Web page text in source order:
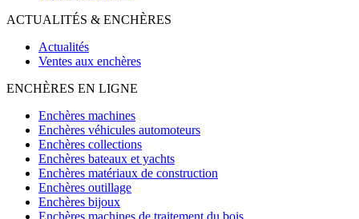
ACTUALITÉS & ENCHÈRES
Actualités
Ventes aux enchères
ENCHÈRES EN LIGNE
Enchères machines
Enchères véhicules automoteurs
Enchères collections
Enchères bateaux et yachts
Enchères matériaux de construction
Enchères outillage
Enchères bijoux
Enchères machines de traitement du bois